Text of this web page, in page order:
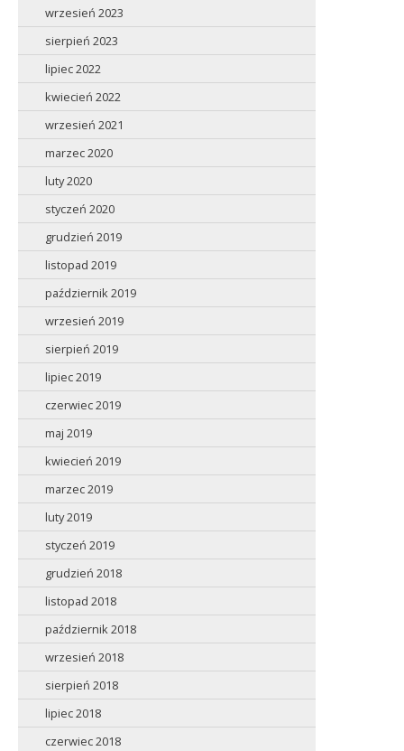
wrzesień 2023
sierpień 2023
lipiec 2022
kwiecień 2022
wrzesień 2021
marzec 2020
luty 2020
styczeń 2020
grudzień 2019
listopad 2019
październik 2019
wrzesień 2019
sierpień 2019
lipiec 2019
czerwiec 2019
maj 2019
kwiecień 2019
marzec 2019
luty 2019
styczeń 2019
grudzień 2018
listopad 2018
październik 2018
wrzesień 2018
sierpień 2018
lipiec 2018
czerwiec 2018